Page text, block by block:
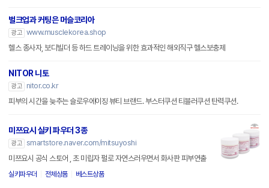
벌크업과 커팅은 머슬코리아
광고 www.musclekorea.shop
헬스 종사자, 보디빌더 등 하드 트레이닝을 위한 효과적인 해외직구 헬스보충제
NITOR 니토
광고
nitor.co.kr
피부의 시간을 늦추는 슬로우에이징 뷰티 브랜드. 부스터쿠션 티블러쿠션 탄력쿠션.
미쯔요시 실키 파우더 3종
광고 smartstore.naver.com/mitsuyoshi
미쯔요시 공식 스토어 , 초 미립자 펄로 자연스러우면서 화사판 피부연출
실키파우더 전체상품 베스트상품